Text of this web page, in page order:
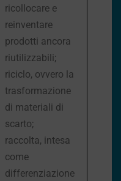
ricollocare e
reinventare
prodotti ancora
riutilizzabili;
riciclo, ovvero la
trasformazione
di materiali di
scarto;
raccolta, intesa
come
differenziazione